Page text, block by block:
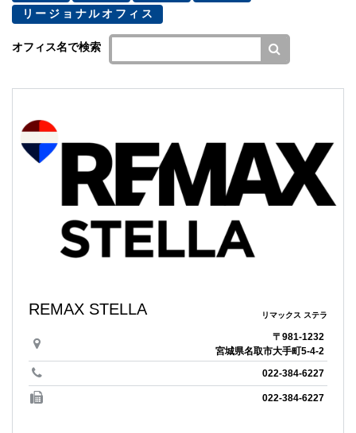
リージョナルオフィス
オフィス名で検索
REMAX STELLA リマックス ステラ
〒981-1232
宮城県名取市大手町5-4-2
022-384-6227
022-384-6227